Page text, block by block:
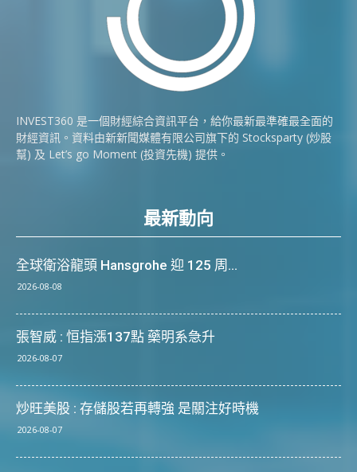
INVEST360 是一個財經綜合資訊平台，給你最新最準確最全面的
財經資訊。資料由新新聞媒體有限公司旗下的 Stocksparty (炒股
幫) 及 Let’s go Moment (投資先機) 提供。
最新動向
全球衛浴龍頭 Hansgrohe 迎 125 周...
2026-08-08
張智威 : 恒指漲137點 藥明系急升
2026-08-07
炒旺美股 : 存儲股若再轉強 是關注好時機
2026-08-07